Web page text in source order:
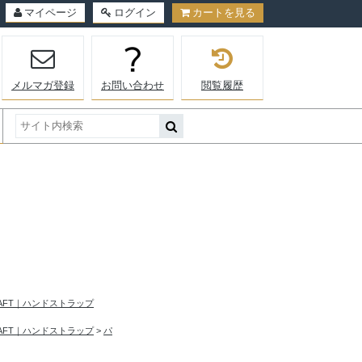
マイページ ログイン カートを見る
メルマガ登録 お問い合わせ 閲覧履歴
｜ハンドストラップ
｜ハンドストラップ> パ